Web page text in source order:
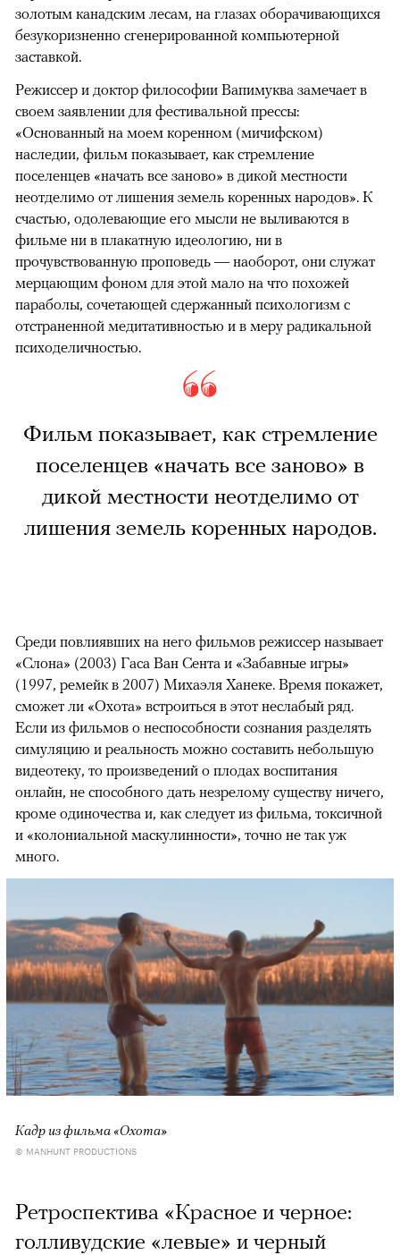
золотым канадским лесам, на глазах оборачивающихся
безукоризненно сгенерированной компьютерной
заставкой.
Режиссер и доктор философии Вапимуква замечает в
своем заявлении для фестивальной прессы:
«Основанный на моем коренном (мичифском)
наследии, фильм показывает, как стремление
поселенцев «начать все заново» в дикой местности
неотделимо от лишения земель коренных народов». К
счастью, одолевающие его мысли не выливаются в
фильме ни в плакатную идеологию, ни в
прочувствованную проповедь — наоборот, они служат
мерцающим фоном для этой мало на что похожей
параболы, сочетающей сдержанный психологизм с
отстраненной медитативностью и в меру радикальной
психоделичностью.
Фильм показывает, как стремление
поселенцев «начать все заново» в
дикой местности неотделимо от
лишения земель коренных народов.
Среди повлиявших на него фильмов режиссер называет
«Слона» (2003) Гаса Ван Сента и «Забавные игры»
(1997, ремейк в 2007) Михаэля Ханеке. Время покажет,
сможет ли «Охота» встроиться в этот неслабый ряд.
Если из фильмов о неспособности сознания разделять
симуляцию и реальность можно составить небольшую
видеотеку, то произведений о плодах воспитания
онлайн, не способного дать незрелому существу ничего,
кроме одиночества и, как следует из фильма, токсичной
и «колониальной маскулинности», точно не так уж
много.
Кадр из фильма «Охота»
© MANHUNT PRODUCTIONS
Ретроспектива «Красное и черное:
голливудские «левые» и черный